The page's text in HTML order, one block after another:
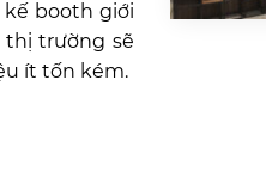
booth giới
thị trường sẽ
ít tốn kém.